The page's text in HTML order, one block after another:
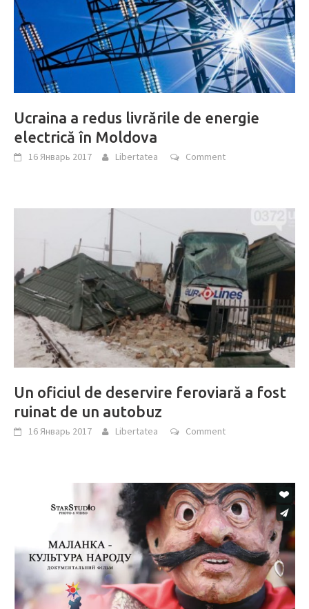
Ucraina a redus livrările de energie
electrică în Moldova
16 Январь 2017 Libertatea Comment
Un oficiul de deservire feroviară a fost
ruinat de un autobuz
16 Январь 2017 Libertatea Comment